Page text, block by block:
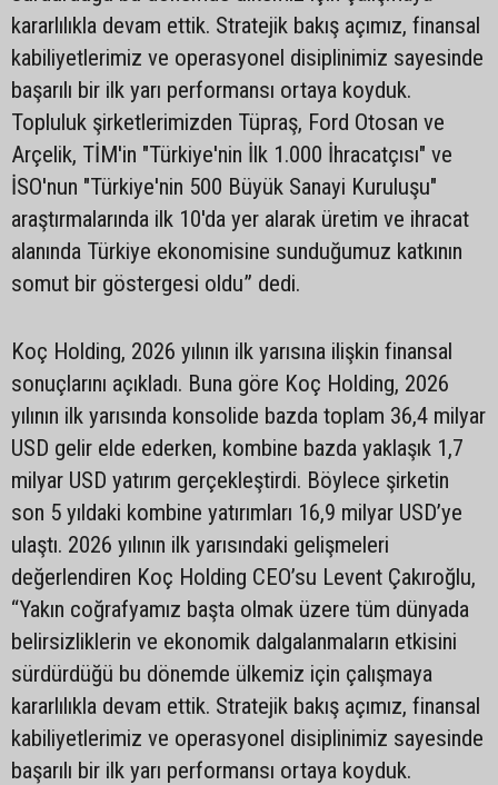
kararlılıkla devam ettik. Stratejik bakış açımız, finansal
kabiliyetlerimiz ve operasyonel disiplinimiz sayesinde
başarılı bir ilk yarı performansı ortaya koyduk.
Topluluk şirketlerimizden Tüpraş, Ford Otosan ve
Arçelik, TİM'in "Türkiye'nin İlk 1.000 İhracatçısı" ve
İSO'nun "Türkiye'nin 500 Büyük Sanayi Kuruluşu"
araştırmalarında ilk 10'da yer alarak üretim ve ihracat
alanında Türkiye ekonomisine sunduğumuz katkının
somut bir göstergesi oldu” dedi.
Koç Holding, 2026 yılının ilk yarısına ilişkin finansal
sonuçlarını açıkladı. Buna göre Koç Holding, 2026
yılının ilk yarısında konsolide bazda toplam 36,4 milyar
USD gelir elde ederken, kombine bazda yaklaşık 1,7
milyar USD yatırım gerçekleştirdi. Böylece şirketin
son 5 yıldaki kombine yatırımları 16,9 milyar USD’ye
ulaştı. 2026 yılının ilk yarısındaki gelişmeleri
değerlendiren Koç Holding CEO’su Levent Çakıroğlu,
“Yakın coğrafyamız başta olmak üzere tüm dünyada
belirsizliklerin ve ekonomik dalgalanmaların etkisini
sürdürdüğü bu dönemde ülkemiz için çalışmaya
kararlılıkla devam ettik. Stratejik bakış açımız, finansal
kabiliyetlerimiz ve operasyonel disiplinimiz sayesinde
başarılı bir ilk yarı performansı ortaya koyduk.